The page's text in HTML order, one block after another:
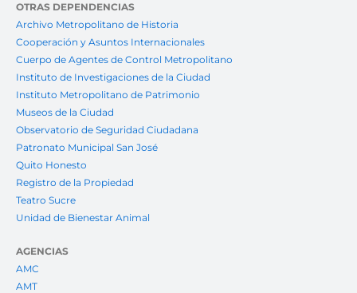
OTRAS DEPENDENCIAS
Archivo Metropolitano de Historia
Cooperación y Asuntos Internacionales
Cuerpo de Agentes de Control Metropolitano
Instituto de Investigaciones de la Ciudad
Instituto Metropolitano de Patrimonio
Museos de la Ciudad
Observatorio de Seguridad Ciudadana
Patronato Municipal San José
Quito Honesto
Registro de la Propiedad
Teatro Sucre
Unidad de Bienestar Animal
AGENCIAS
AMC
AMT